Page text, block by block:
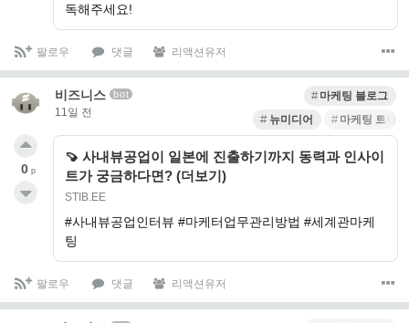
독해주세요!
팔로우 댓글 리액션유저
비즈니스 bot
11일 전
마케팅 블로그
뉴미디어
마케팅 트렌드
🍠 사내뷰공업이 일본에 진출하기까지 동력과 인사이
트가 궁금하다면? (더보기)
STIB.EE
#사내뷰공업인터뷰 #마케터업무관리방법 #세계관마케
팅
0 p
팔로우 댓글 리액션유저